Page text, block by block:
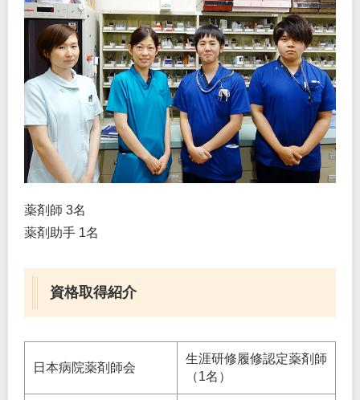
薬剤師 3名
薬剤助手 1名
資格取得紹介
日本病院薬剤師会
生涯研修履修認定薬剤師
（1名）